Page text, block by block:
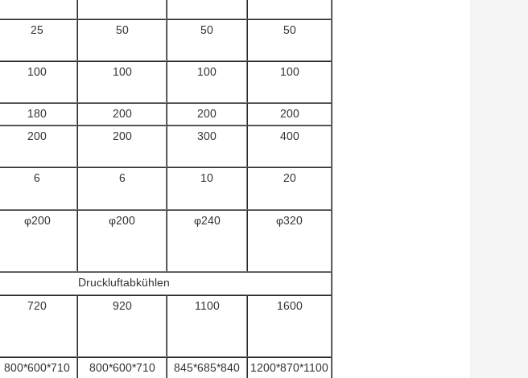
25 50 50 50
100 100 100 100
180 200 200
200
200 200 300 400
6 6 10 20
φ200 φ200 φ240 φ320
Druckluftabkühlen
720 920 1100 1600
800*600*710 800*600*710 845*685*840 1200*870*1100